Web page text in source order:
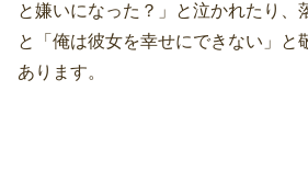
と嫌いになった？」と泣かれたり、
と「俺は彼女を幸せにできない」と
あります。